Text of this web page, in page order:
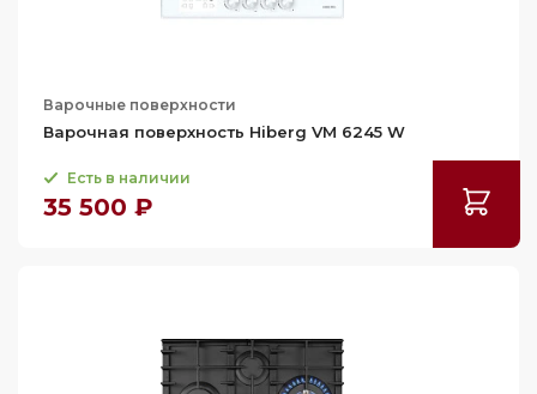
Варочные поверхности
Варочная поверхность Hiberg VM 6245 W
Есть в наличии
35 500 ₽